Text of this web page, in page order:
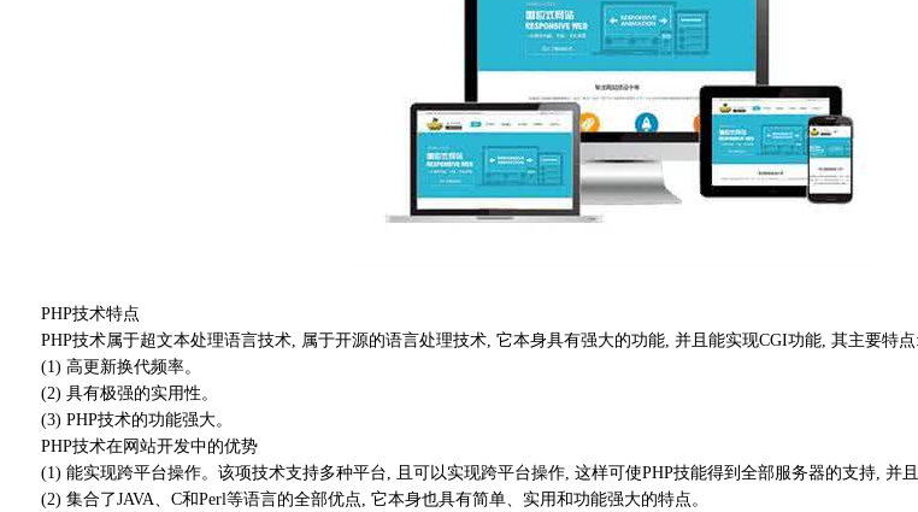
PHP技术特点
PHP技术属于超文本处理语言技术, 属于开源的语言处理技术, 它本身具有强大的功能, 并且能实现CGI功能, 其主要特点:
(1) 高更新换代频率。
(2) 具有极强的实用性。
(3) PHP技术的功能强大。
PHP技术在网站开发中的优势
(1) 能实现跨平台操作。该项技术支持多种平台, 且可以实现跨平台操作, 这样可使PHP技能得到全部服务器的支持, 并且
(2) 集合了JAVA、C和Perl等语言的全部优点, 它本身也具有简单、实用和功能强大的特点。